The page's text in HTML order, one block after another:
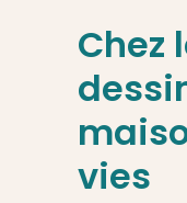
Chez
vies